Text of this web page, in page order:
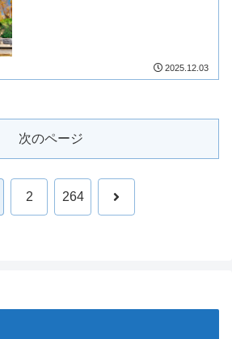
2025.12.03
次のページ
2 264 次